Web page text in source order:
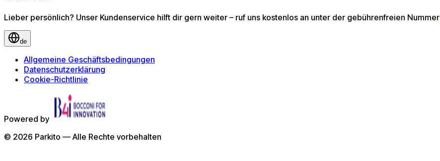
Lieber persönlich? Unser Kundenservice hilft dir gern weiter – ruf uns kostenlos an unter der gebührenfreien Nummer
de
Allgemeine Geschäftsbedingungen
Datenschutzerklärung
Cookie-Richtlinie
Powered by
© 2026 Parkito — Alle Rechte vorbehalten